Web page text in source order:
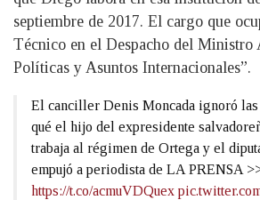
septiembre de 2017. El cargo que
Técnico en el Despacho del Ministro
Políticas y Asuntos Internacionales”.
El canciller Denis Moncada ignoró las
qué el hijo del expresidente
trabaja al régimen de Ortega y el
empujó a periodista de LA PRENSA
https://t.co/acmuVDQuex